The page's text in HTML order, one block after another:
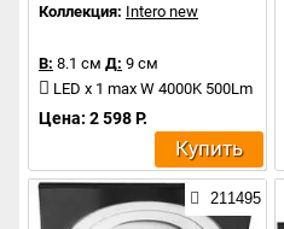
Коллекция: Intero new
В: 8.1 см Д: 9 см
LED x 1 max W 4000K 500Lm
Цена: 2 598 Р.
Купить
211495